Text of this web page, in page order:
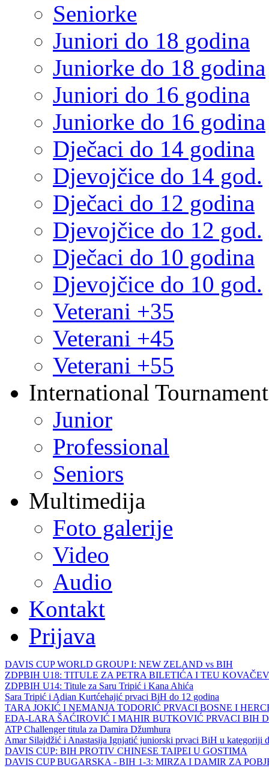
Seniorke
Juniori do 18 godina
Juniorke do 18 godina
Juniori do 16 godina
Juniorke do 16 godina
Dječaci do 14 godina
Djevojčice do 14 god.
Dječaci do 12 godina
Djevojčice do 12 god.
Dječaci do 10 godina
Djevojčice do 10 god.
Veterani +35
Veterani +45
Veterani +55
International
Junior
Professional
Seniors
Multimedija
Foto galerije
Video
Audio
Kontakt
Prijava
DAVIS CUP WORLD GROUP I: NEW ZELAND vs BIH
ZDPBIH U18: TITULE ZA PETRA BILETIĆA I TEU
ZDPBIH U14: Titule za Saru Tripić i Kana Ahića
Sara Tripić i Adian Kurtćehajić prvaci BiH do 12 godina
TARA JOKIĆ I NEMANJA TODORIĆ PRVACI BOSNE I
EDA-LARA ŠAĆIROVIĆ I MAHIR BUTKOVIĆ PRVACI BIH
ATP Challenger titula za Damira Džumhura
Amar Silajdžić i Anastasija Ignjatić juniorski prvaci BiH u kategoriji
DAVIS CUP: BIH PROTIV CHINESE TAIPEI U GOSTIMA
DAVIS CUP BUGARSKA - BIH 1-3: MIRZA I DAMIR ZA